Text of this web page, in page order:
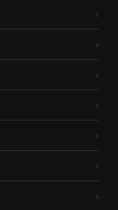
›
›
›
›
›
›
›